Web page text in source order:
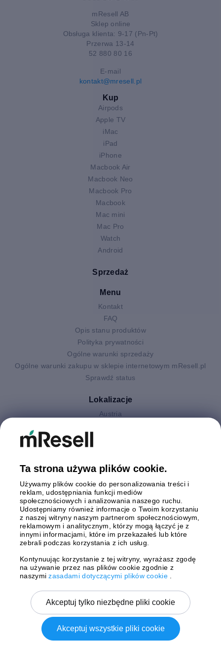
mResell AB
Sklep online
Obsługa klienta: 9-17 (Pn-Pt)
Przerwa 13-14
52 880 80 16
E-mail
kontakt@mresell.pl
Kup
Airpods
Apple TV
iMac
iPad
iPhone
Macbook Air
Macbook Neo
Macbook Pro
Macbook
Mac mini
Mac Pro
Watch
Android
Sprzedaż
Menu
Kontakt
FAQ
Opis stanu produktów
Polityka prywatności
Ogólne warunki sprzedaży
Ogólne warunki zakupu w sklepie internetowym mResell.pl
Sprawdź status
Lokalizacje
Austria
Polska
Szwecja
Wielka Brytania
Włochy
Płatności
Wysyłki z
Copyright © 2026 mResell Wszelkie prawa zastrzeżone.
Ta strona używa plików cookie.
Używamy plików cookie do personalizowania treści i
reklam, udostępniania funkcji mediów
społecznościowych i analizowania naszego ruchu.
Udostępniamy również informacje o Twoim korzystaniu
z naszej witryny naszym partnerom społecznościowym,
reklamowym i analitycznym, którzy mogą łączyć je z
innymi informacjami, które im przekazałeś lub które
zebrali podczas korzystania z ich usług.
Kontynuując korzystanie z tej witryny, wyrażasz zgodę
na używanie przez nas plików cookie zgodnie z
naszymizasadami dotyczącymi plików cookie
Akceptuj tylko niezbędne pliki cookie
Akceptuj wszystkie pliki cookie